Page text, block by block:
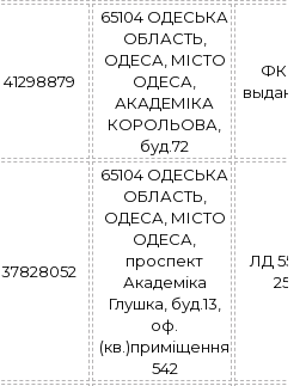
41298879
65104 ОДЕСЬКА
ОБЛАСТЬ,
ОДЕСА, МІСТО
ОДЕСА,
АКАДЕМІКА
КОРОЛЬОВА,
буд.72
ФК
выдано
37828052
65104 ОДЕСЬКА
ОБЛАСТЬ,
ОДЕСА, МІСТО
ОДЕСА,
проспект
Академіка
Глушка, буд.13,
оф.
(кв.)приміщення
542
ЛД